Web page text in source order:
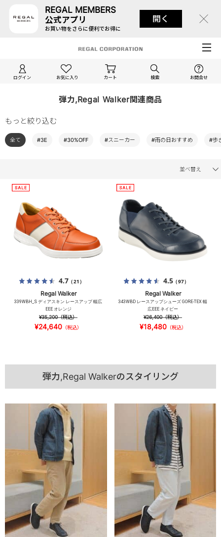
REGAL MEMBERS
公式アプリ
お買い物をさらに便利でお得に
開く
ログイン お気に入り カート 検索 お問合せ
弾力,Regal Walker関連商品
もっと絞り込む
全て #3E #30%OFF #スニーカー #雨の日おすすめ #歩
並べ替え
4.7（21）
Regal Walker
339WBH_S ディアスキン レースアップ 幅広
EEE オレンジ
¥35,200（税込）
¥24,640 （税込）
4.5（97）
Regal Walker
343WBD レースアップシューズ GORE-TEX 幅
広EEE ネイビー
¥26,400（税込）
¥18,480（税込）
弾力,Regal Walkerのスタイリング